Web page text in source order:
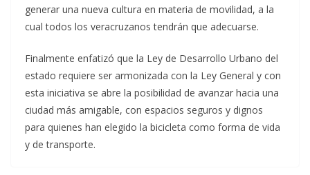
generar una nueva cultura en materia de movilidad, a la
cual todos los veracruzanos tendrán que adecuarse.
Finalmente enfatizó que la Ley de Desarrollo Urbano del
estado requiere ser armonizada con la Ley General y con
esta iniciativa se abre la posibilidad de avanzar hacia una
ciudad más amigable, con espacios seguros y dignos
para quienes han elegido la bicicleta como forma de vida
y de transporte.